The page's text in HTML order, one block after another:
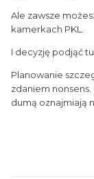
Ale zawsze
kamerkach PKL.
I decyzję podjąć
Planowanie
zdaniem
dumą oznajmiają